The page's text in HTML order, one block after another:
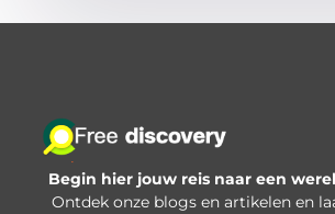
Begin hier jouw reis naar een
Ontdek onze blogs en artikelen en